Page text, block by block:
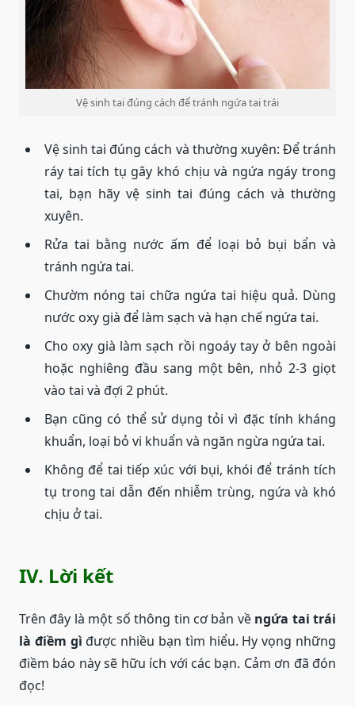
Vệ sinh tai đúng cách để tránh ngứa tai trái
Vệ sinh tai đúng cách và thường xuyên: Để tránh
ráy tai tích tụ gây khó chịu và ngứa ngáy trong
tai, bạn hãy vệ sinh tai đúng cách và thường
xuyên.
Rửa tai bằng nước ấm để loại bỏ bụi bẩn và
tránh ngứa tai.
Chườm nóng tai chữa ngứa tai hiệu quả. Dùng
nước oxy già để làm sạch và hạn chế ngứa tai.
Cho oxy già làm sạch rồi ngoáy tay ở bên ngoài
hoặc nghiêng đầu sang một bên, nhỏ 2-3 giọt
vào tai và đợi 2 phút.
Bạn cũng có thể sử dụng tỏi vì đặc tính kháng
khuẩn, loại bỏ vi khuẩn và ngăn ngừa ngứa tai.
Không để tai tiếp xúc với bụi, khói để tránh tích
tụ trong tai dẫn đến nhiễm trùng, ngứa và khó
chịu ở tai.
IV. Lời kết
Trên đây là một số thông tin cơ bản về ngứa tai trái
là điềm gìđược nhiều bạn tìm hiểu. Hy vọng những
điềm báo này sẽ hữu ích với các bạn. Cảm ơn đã đón
đọc!